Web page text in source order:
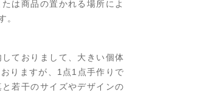
は商品の置かれる場所によ
。
ておりまして、大きい個体
りますが、1点1点手作りで
若干のサイズやデザインの